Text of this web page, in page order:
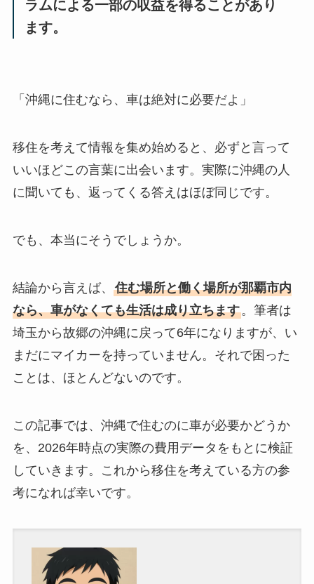
ラムによる一部の収益を得ることがあり
ます。
「沖縄に住むなら、車は絶対に必要だよ」
移住を考えて情報を集め始めると、必ずと言って
いいほどこの言葉に出会います。実際に沖縄の人
に聞いても、返ってくる答えはほぼ同じです。
でも、本当にそうでしょうか。
結論から言えば、 住む場所と働く場所が那覇市内
なら、車がなくても生活は成り立ちます。筆者は
埼玉から故郷の沖縄に戻って6年になりますが、い
まだにマイカーを持っていません。それで困った
ことは、ほとんどないのです。
この記事では、沖縄で住むのに車が必要かどうか
を、2026年時点の実際の費用データをもとに検証
していきます。これから移住を考えている方の参
考になれば幸いです。